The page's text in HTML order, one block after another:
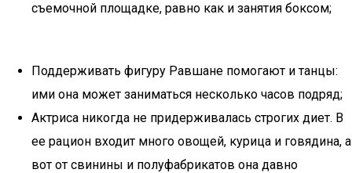
съемочной площадке, равно как и занятия боксом;
Поддерживать фигуру Равшане помогают и танцы:
ими она может заниматься несколько часов подряд;
Актриса никогда не придерживалась строгих диет. В
ее рацион входит много овощей, курица и говядина, а
вот от свинины и полуфабрикатов она давно